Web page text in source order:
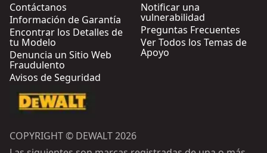
Contáctanos
Información de Garantía
Encontrar los Detalles de
tu Modelo
Denuncia un Sitio Web
Fraudulento
Avisos de Seguridad
Notificar una
vulnerabilidad
Preguntas Frecuentes
Ver Todos los Temas de
Apoyo
COPYRIGHT © DEWALT 2026